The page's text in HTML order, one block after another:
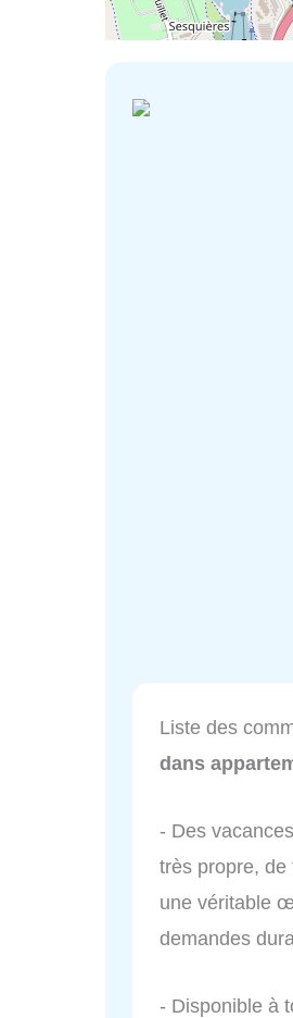
Liste des
dans
- Des
très propre, de
une véritable
demandes
- Disponible à